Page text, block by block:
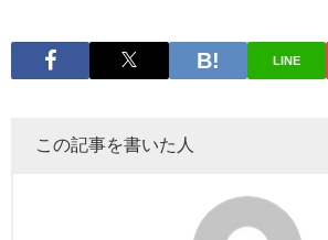
LINE
この記事を書いた人